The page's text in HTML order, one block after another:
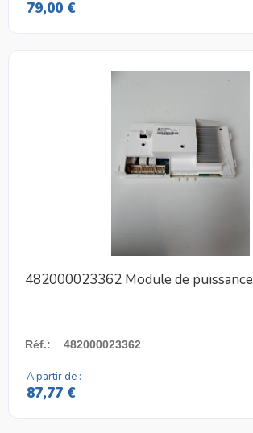
79,00 €
482000023362 Module de puissance
Réf.: 482000023362
A partir de :
87,77 €